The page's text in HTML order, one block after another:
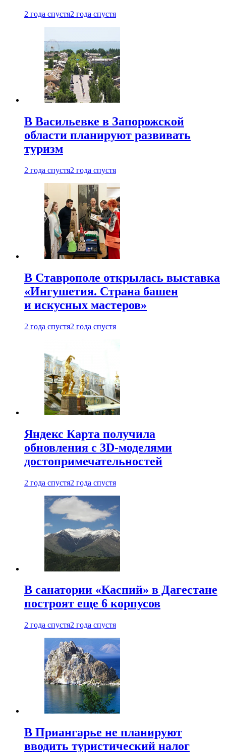
2 года спустя2 года спустя
В Васильевке в Запорожской
области планируют развивать
туризм
2 года спустя2 года спустя
В Ставрополе открылась выставка
«Ингушетия. Страна башен
и искусных мастеров»
2 года спустя2 года спустя
Яндекс Карта получила
обновления с 3D-моделями
достопримечательностей
2 года спустя2 года спустя
В санатории «Каспий» в Дагестане
построят еще 6 корпусов
2 года спустя2 года спустя
В Приангарье не планируют
вводить туристический налог